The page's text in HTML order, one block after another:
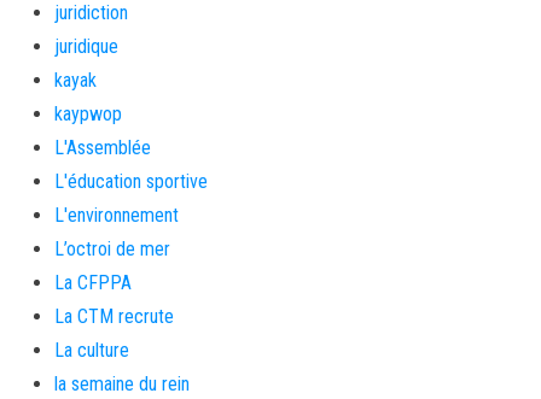
juridiction
juridique
kayak
kaypwop
L'Assemblée
L'éducation sportive
L'environnement
L’octroi de mer
La CFPPA
La CTM recrute
La culture
la semaine du rein